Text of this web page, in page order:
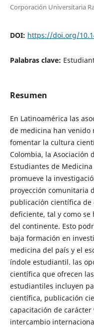
Corporación Universitaria
DOI: https://doi.org/
Palabras clave:
Resumen
En Latinoamérica las
de medicina han
fomentar la cultura
Colombia, la Asociación
Estudiantes de Medicina
promueve la
proyección comunitaria
publicación científica
deficiente, tal y como se
del continente. Esto
baja formación en
medicina del país y el
índole estudiantil. las
científica que ofrecen
estudiantiles incluyen
científica, publicación
capacitación de
intercambio